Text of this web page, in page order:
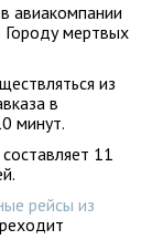
авиакомпании
Городу мертвых
из
в
минут.
11
рейсы из